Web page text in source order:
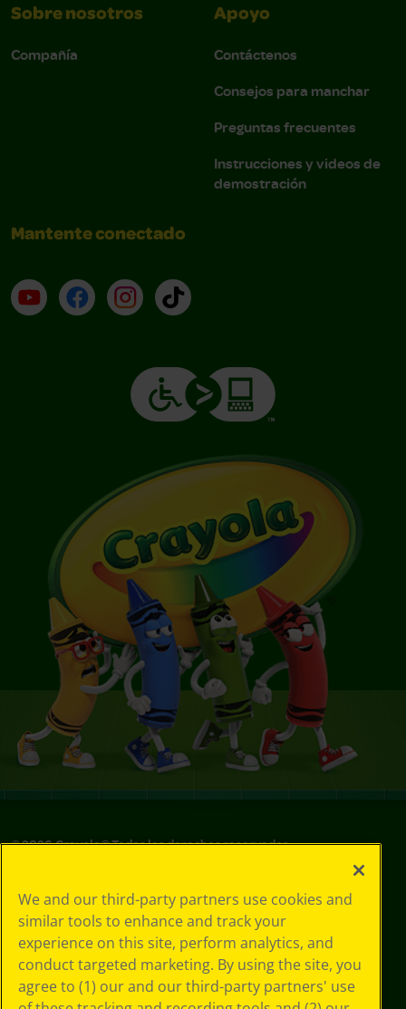
Sobre nosotros
Compañía
Apoyo
Contáctenos
Consejos para manchar
Preguntas frecuentes
Instrucciones y videos de
demostración
Mantente conectado
YouTube (en inglés)
Facebook (en inglés)
Instagram (en inglés)
TikTok
©2026Crayola® Todos los derechos reservados.
de privacidad
Política de
privacidad
Términos de SMS
GDPR
Aviso de
We and our third-party partners use cookies and
similar tools to enhance and track your
experience on this site, perform analytics, and
conduct targeted marketing. By using the site, you
agree to (1) our and our third-party partners' use